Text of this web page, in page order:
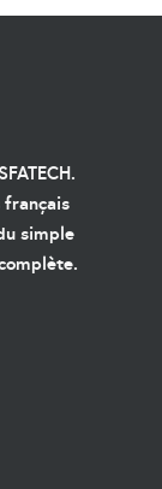
français
simple